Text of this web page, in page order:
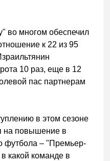
во многом обеспечил
к 22 из 95
10 раз, еще в 12
пас партнерам
в этом сезоне
на повышение в
футбола – "Премьер-
какой команде в